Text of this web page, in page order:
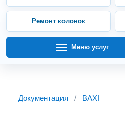
Ремонт колонок
Меню услуг
Документация / BAXI